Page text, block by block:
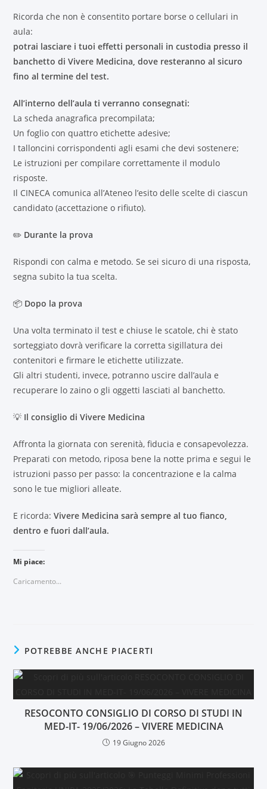
Ricorda che non è consentito portare borse o cellulari in
aula:
potrai lasciare i tuoi effetti personali in custodia presso il
banchetto di Vivere Medicina, dove resteranno al sicuro
fino al termine del test.
All’interno dell’aula ti verranno consegnati:
La scheda anagrafica precompilata;
Un foglio con quattro etichette adesive;
I talloncini corrispondenti agli esami che devi sostenere;
Le istruzioni per compilare correttamente il modulo
risposte.
Il CINECA comunica all’Ateneo l’esito delle scelte di ciascun
candidato (accettazione o rifiuto).
✏️ Durante la prova
Rispondi con calma e metodo. Se sei sicuro di una risposta,
segna subito la tua scelta.
📦 Dopo la prova
Una volta terminato il test e chiuse le scatole, chi è stato
sorteggiato dovrà verificare la corretta sigillatura dei
contenitori e firmare le etichette utilizzate.
Gli altri studenti, invece, potranno uscire dall’aula e
recuperare lo zaino o gli oggetti lasciati al banchetto.
💡 Il consiglio di Vivere Medicina
Affronta la giornata con serenità, fiducia e consapevolezza.
Preparati con metodo, riposa bene la notte prima e segui le
istruzioni passo per passo: la concentrazione e la calma
sono le tue migliori alleate.
E ricorda:Vivere Medicina sarà sempre al tuo fianco,
dentro e fuori dall’aula.
Mi piace:
Caricamento...
POTREBBE ANCHE PIACERTI
RESOCONTO CONSIGLIO DI CORSO DI STUDI IN
MED-IT- 19/06/2026 – VIVERE MEDICINA
19 Giugno 2026